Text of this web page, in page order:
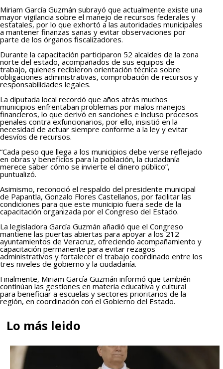
Miriam García Guzmán subrayó que actualmente existe una
mayor vigilancia sobre el manejo de recursos federales y
estatales, por lo que exhortó a las autoridades municipales
a mantener finanzas sanas y evitar observaciones por
parte de los órganos fiscalizadores.
Durante la capacitación participaron 52 alcaldes de la zona
norte del estado, acompañados de sus equipos de
trabajo, quienes recibieron orientación técnica sobre
obligaciones administrativas, comprobación de recursos y
responsabilidades legales.
La diputada local recordó que años atrás muchos
municipios enfrentaban problemas por malos manejos
financieros, lo que derivó en sanciones e incluso procesos
penales contra exfuncionarios, por ello, insistió en la
necesidad de actuar siempre conforme a la ley y evitar
desvíos de recursos.
“Cada peso que llega a los municipios debe verse reflejado
en obras y beneficios para la población, la ciudadanía
merece saber cómo se invierte el dinero público”,
puntualizó.
Asimismo, reconoció el respaldo del presidente municipal
de Papantla, Gonzalo Flores Castellanos, por facilitar las
condiciones para que este municipio fuera sede de la
capacitación organizada por el Congreso del Estado.
La legisladora García Guzmán añadió que el Congreso
mantiene las puertas abiertas para apoyar a los 212
ayuntamientos de Veracruz, ofreciendo acompañamiento y
capacitación permanente para evitar rezagos
administrativos y fortalecer el trabajo coordinado entre los
tres niveles de gobierno y la ciudadanía.
Finalmente, Miriam García Guzmán informó que también
continúan las gestiones en materia educativa y cultural
para beneficiar a escuelas y sectores prioritarios de la
región, en coordinación con el Gobierno del Estado.
Lo más leido